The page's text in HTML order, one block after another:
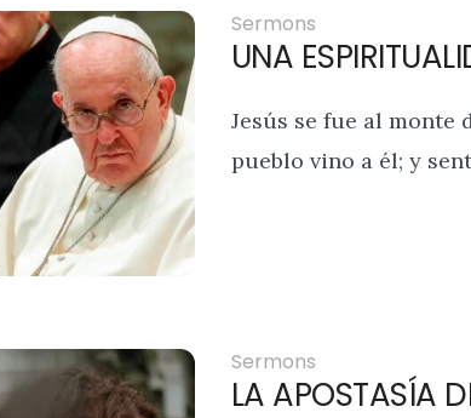
Sermons
UNA
Jesús se fue al monte
pueblo vino a él; y
Sermons
LA APOSTASÍA